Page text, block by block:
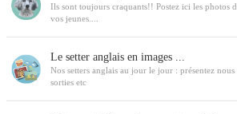
Ils sont toujours craquants!! Postez ici les photos
vos jeunes....
Le setter anglais en images ...
Nos setters anglais au jour le jour : présentez nous
sorties etc